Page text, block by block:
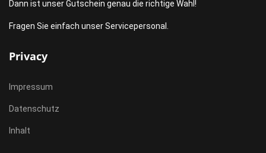
Dann ist unser Gutschein genau die richtige Wahl!
Fragen Sie einfach unser Servicepersonal.
Privacy
Impressum
Datenschutz
Inhalt